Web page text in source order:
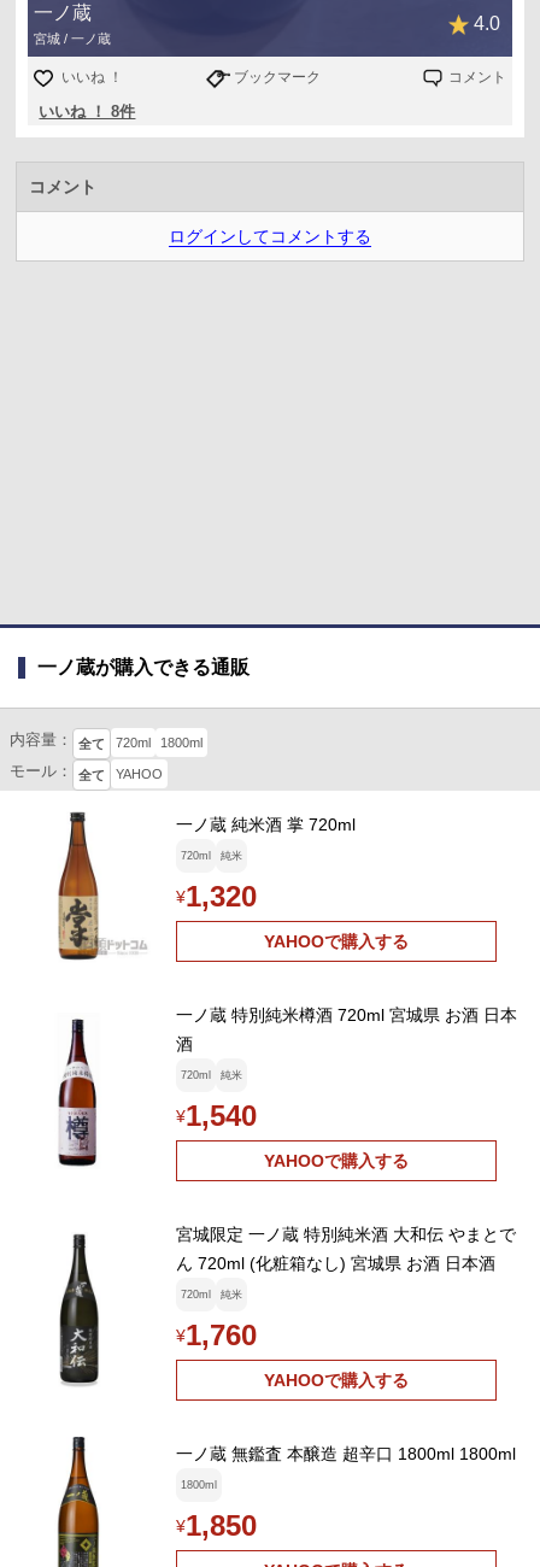
一ノ蔵
宮城 / 一ノ蔵
4.0
いいね ！ ブックマーク コメント
いいね ！ 8件
コメント
ログインしてコメントする
一ノ蔵が購入できる通販
内容量： 全て 720ml 1800ml
モール： 全て YAHOO
一ノ蔵 純米酒 掌 720ml
720ml 純米
¥1,320
YAHOOで購入する
一ノ蔵 特別純米樽酒 720ml 宮城県 お酒 日本
酒
720ml 純米
¥1,540
YAHOOで購入する
宮城限定 一ノ蔵 特別純米酒 大和伝 やまとで
ん 720ml (化粧箱なし) 宮城県 お酒 日本酒
720ml 純米
¥1,760
YAHOOで購入する
一ノ蔵 無鑑査 本醸造 超辛口 1800ml 1800ml
1800ml
¥1,850